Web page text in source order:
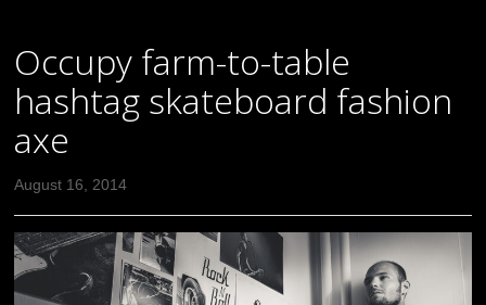
Occupy farm-to-table
hashtag skateboard fashion
axe
August 16, 2014